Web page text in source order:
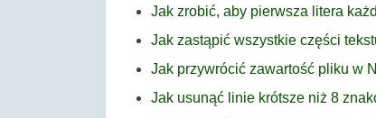
Jak zrobić, aby pierwsza litera
Jak zastąpić wszystkie części
Jak przywrócić zawartość pliku w
Jak usunąć linie krótsze niż 8